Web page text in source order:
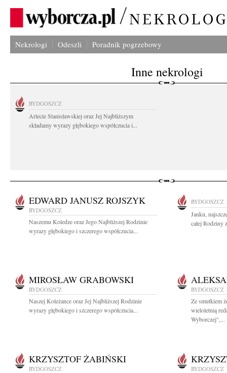
Nekrologi Odeszli Poradnik pogrzebowy
Inne nekrologi
BYDGOSZCZ
Arlecie Stanisławskiej oraz Jej Najbliższym
składamy wyrazy głębokiego współczucia i...
EDWARD JANUSZ ROJSZYK
BYDGOSZCZ
Naszemu Koledze oraz Jego Najbliższej Rodzinie
wyrazy głębokiego i szczerego współczucia...
BYDGOSZCZ
Janku,
całej Rodziny
MIROSŁAW GRABOWSKI
BYDGOSZCZ
Naszej Koleżance oraz Jej Najbliższej Rodzinie
wyrazy głębokiego i szczerego współczucia...
BYDGOSZCZ
Ze smutkiem
wieloletnią
Wyborczej",...
KRZYSZTOF ŻABIŃSKI
BYDGOSZCZ BYDGOSZCZ